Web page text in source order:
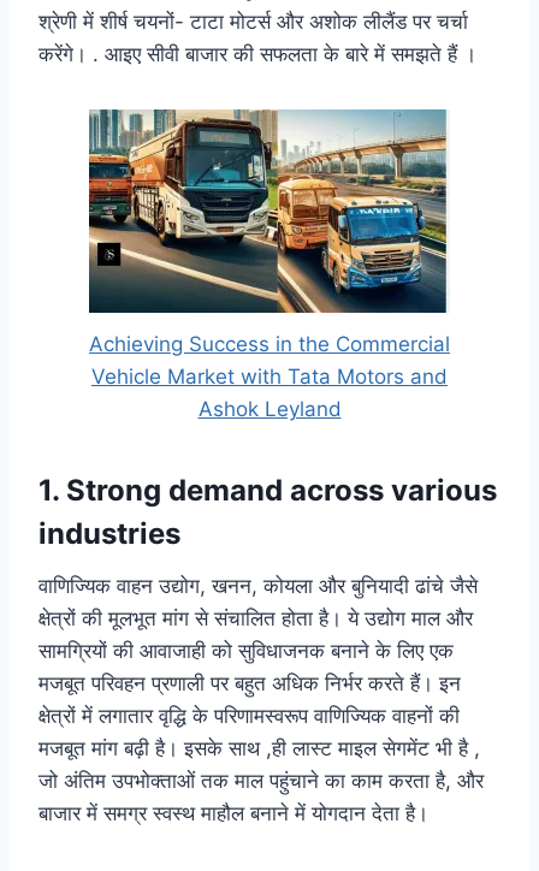
श्रेणी में शीर्ष चयनों- टाटा मोटर्स और अशोक लीलैंड पर चर्चा
करेंगे। . आइए सीवी बाजार की सफलता के बारे में समझते हैं ।
Achieving Success in the Commercial
Vehicle Market with Tata Motors and
Ashok Leyland
1. Strong demand across various
industries
वाणिज्यिक वाहन उद्योग, खनन, कोयला और बुनियादी ढांचे जैसे
क्षेत्रों की मूलभूत मांग से संचालित होता है। ये उद्योग माल और
सामग्रियों की आवाजाही को सुविधाजनक बनाने के लिए एक
मजबूत परिवहन प्रणाली पर बहुत अधिक निर्भर करते हैं। इन
क्षेत्रों में लगातार वृद्धि के परिणामस्वरूप वाणिज्यिक वाहनों की
मजबूत मांग बढ़ी है। इसके साथ ,ही लास्ट माइल सेगमेंट भी है ,
जो अंतिम उपभोक्ताओं तक माल पहुंचाने का काम करता है, और
बाजार में समग्र स्वस्थ माहौल बनाने में योगदान देता है।